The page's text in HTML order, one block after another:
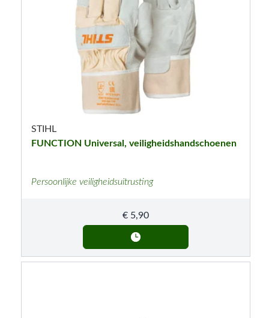
STIHL
FUNCTION Universal, veiligheidshandschoenen
Persoonlijke veiligheidsuitrusting
€ 5,90